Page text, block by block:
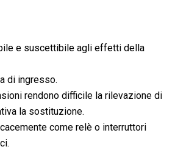
e suscettibile agli effetti della
di ingresso.
rendono difficile la rilevazione di
la sostituzione.
come relè o interruttori